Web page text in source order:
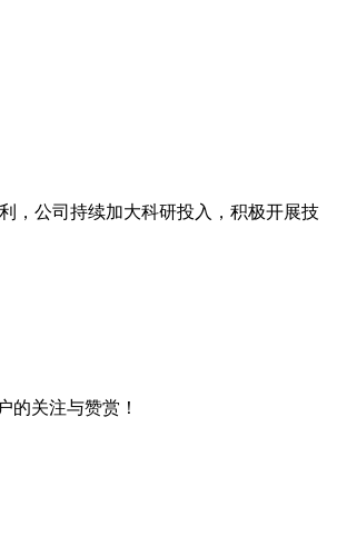
，公司持续加大科研投入，积极开展技
的关注与赞赏！